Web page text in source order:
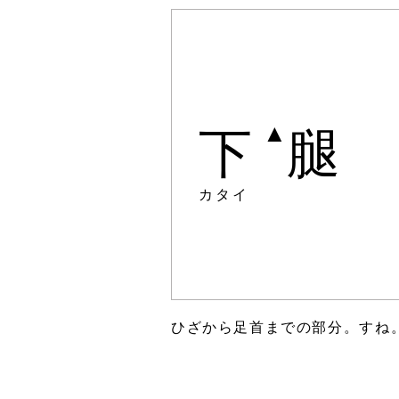
下 ▲ 腿
カタイ
ひざから足首までの部分。すね